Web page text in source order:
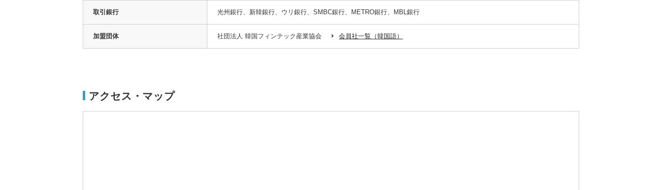
取引銀行 光州銀行、新韓銀行、ウリ銀行、SMBC銀行、METRO銀行、MBL銀行
加盟団体 社団法人 韓国フィンテック産業協会 会員社一覧（韓国語）
アクセス・マップ